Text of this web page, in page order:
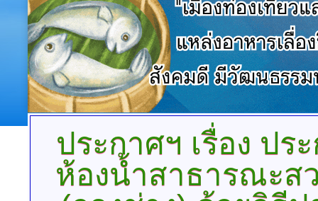
ประกาศฯ เรื่อง ปร
ห้องน้ำสาธารณะส